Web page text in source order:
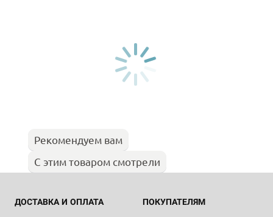
Рекомендуем вам
С этим товаром смотрели
ДОСТАВКА И ОПЛАТА ПОКУПАТЕЛЯМ